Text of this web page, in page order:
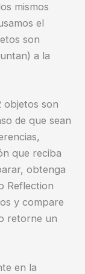
mismos
el
son
a la
objetos son
de que sean
que reciba
obtenga
Reflection
y compare
retorne un
en la